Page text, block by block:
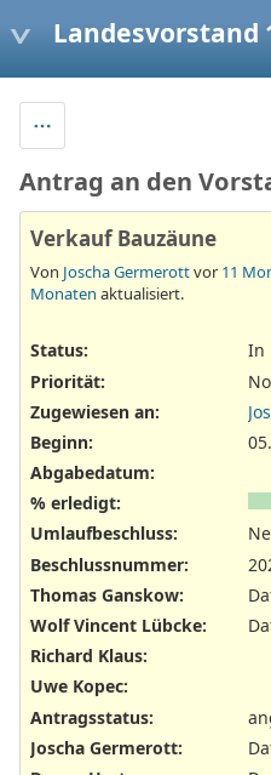
Landesvorstand
Antrag an den
Verkauf Bauzäune
Von Joscha Germerottvor 11
Monaten aktualisiert.
Status:
In
Priorität:
Zugewiesen an:
Beginn:
Abgabedatum:
% erledigt:
Umlaufbeschluss:
Beschlussnummer:
Thomas Ganskow:
Wolf Vincent Lübcke:
Richard Klaus:
Uwe Kopec:
Antragsstatus:
Joscha Germerott: